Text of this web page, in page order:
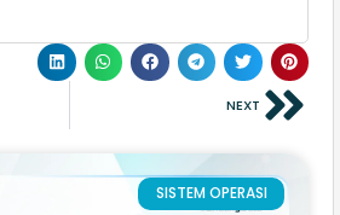
NEXT
SISTEM OPERASI